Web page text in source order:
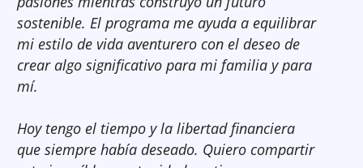
sostenible. El programa me ayuda a equilibrar
mi estilo de vida aventurero con el deseo de
crear algo significativo para mi familia y para
mí.
Hoy tengo el tiempo y la libertad financiera
que siempre había deseado. Quiero compartir